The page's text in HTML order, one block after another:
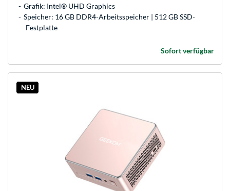
Grafik: Intel® UHD Graphics
Speicher: 16 GB DDR4-Arbeitsspeicher | 512 GB SSD-
Festplatte
Sofort verfügbar
NEU